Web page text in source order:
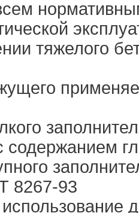
тяжелого
8267-93